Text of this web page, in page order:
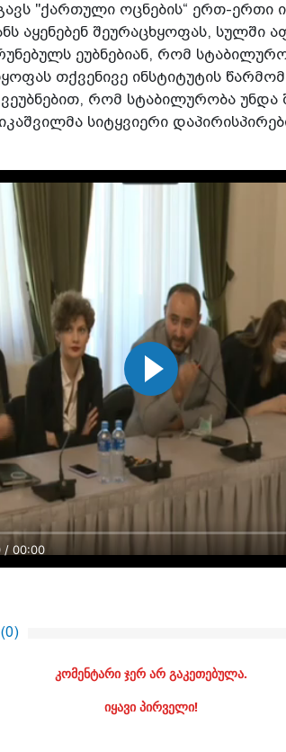
"ქარ­თუ­ლი ოც­ნე­ბის“ ერთ-
აყე­ნე­ბენ შე­უ­რა­ცხყო­ფას, სულ­ში
ეუბ­ნე­ბი­ან, რომ
თქვე­ნი­ვე ინ­სტი­ტუ­ტის
რომ სტა­ბი­ლუ­რო­ბა უნდა
სი­ტყვი­ე­რი
/ 00:00
0)
კომენტარი ჯერ არ გაკეთებულა.
იყავი პირველი!